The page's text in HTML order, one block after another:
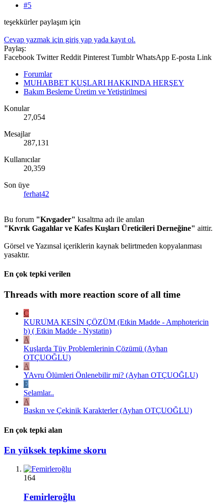
#5
teşekkürler paylaşım için
Cevap yazmak için giriş yap yada kayıt ol.
Paylaş:
Facebook Twitter Reddit Pinterest Tumblr WhatsApp E-posta Link
Forumlar
MUHABBET KUŞLARI HAKKINDA HERŞEY
Bakım Besleme Üretim ve Yetiştirilmesi
Konular
27,054
Mesajlar
287,131
Kullanıcılar
20,359
Son üye
ferhat42
Bu forum "Kıvgader" kısaltma adı ile anılan
"Kıvrık Gagalılar ve Kafes Kuşları Üreticileri Derneğine" aittir.
Görsel ve Yazınsal içeriklerin kaynak belirtmeden kopyalanması
yasaktır.
En çok tepki verilen
Threads with more reaction score of all time
C
KURUMA KESİN ÇÖZÜM (Etkin Madde - Amphotericin
b) ( Etkin Madde - Nystatin)
A
Kuşlarda Tüy Problemlerinin Çözümü (Ayhan
OTÇUOĞLU)
A
YAvru Ölümleri Önlenebilir mi? (Ayhan OTÇUOĞLU)
E
Selamlar..
A
Baskın ve Çekinik Karakterler (Ayhan OTÇUOĞLU)
En çok tepki alan
En yüksek tepkime skoru
164
Femirleroğlu